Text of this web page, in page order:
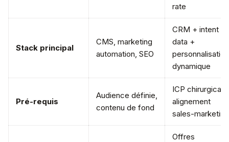
rate
Stack principal
CMS, marketing
automation, SEO
CRM + intent
data +
personnalisation
dynamique
Pré-requis
Audience définie,
contenu de fond
ICP chirurgical,
alignement
sales-marketing
Offres